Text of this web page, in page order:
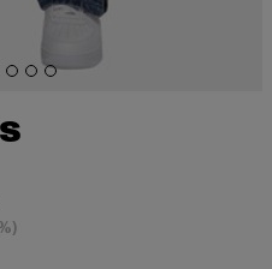
54,99 EUR